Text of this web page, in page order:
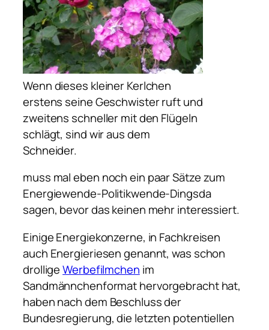
Wenn dieses kleiner Kerlchen
erstens seine Geschwister ruft und
zweitens schneller mit den Flügeln
schlägt, sind wir aus dem
Schneider.
muss mal eben noch ein paar Sätze zum
Energiewende-Politikwende-Dingsda
sagen, bevor das keinen mehr interessiert.
Einige Energiekonzerne, in Fachkreisen
auch Energieriesen genannt, was schon
drolligeWerbefilmchen im
Sandmännchenformat hervorgebracht hat,
haben nach dem Beschluss der
Bundesregierung, die letzten potentiellen